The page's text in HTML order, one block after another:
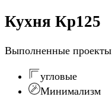
Кухня Кр125
Выполненные проекты
угловые
Минимализм